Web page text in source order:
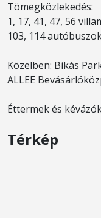
Tömegközlekedés:
1, 17, 41, 47, 56
103, 114
Közelben: Bikás
ALLEE
Éttermek és
Térkép